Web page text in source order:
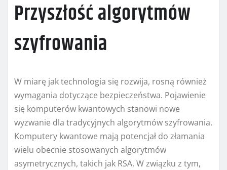
Przyszłość algorytmów
szyfrowania
W miarę jak technologia się rozwija, rosną również
wymagania dotyczące bezpieczeństwa. Pojawienie
się komputerów kwantowych stanowi nowe
wyzwanie dla tradycyjnych algorytmów szyfrowania.
Komputery kwantowe mają potencjał do złamania
wielu obecnie stosowanych algorytmów
asymetrycznych, takich jak RSA. W związku z tym,